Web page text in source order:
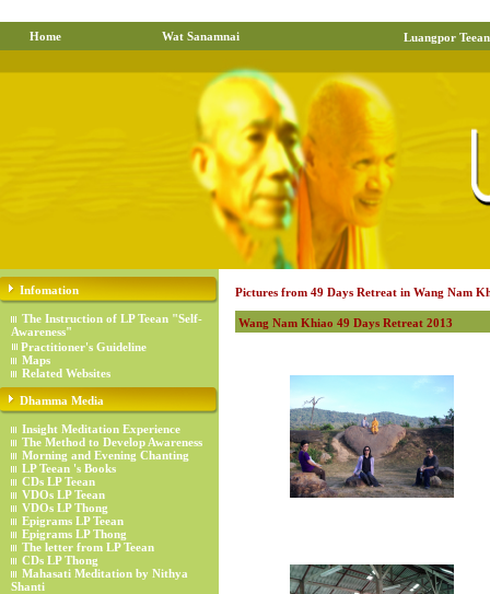
Home Wat Sanamnai Luangpor Teean
Infomation
The Instruction of LP Teean "Self-
Awareness"
Practitioner's Guideline
Maps
Related Websites
Dhamma Media
Insight Meditation Experience
The Method to Develop Awareness
Morning and Evening Chanting
LP Teean 's Books
CDs LP Teean
VDOs LP Teean
VDOs LP Thong
Epigrams LP Teean
Epigrams LP Thong
The letter from LP Teean
CDs LP Thong
Mahasati Meditation by Nithya
Shanti
Pictures from 49 Days Retreat in Wang Nam
Wang Nam Khiao 49 Days Retreat 2013